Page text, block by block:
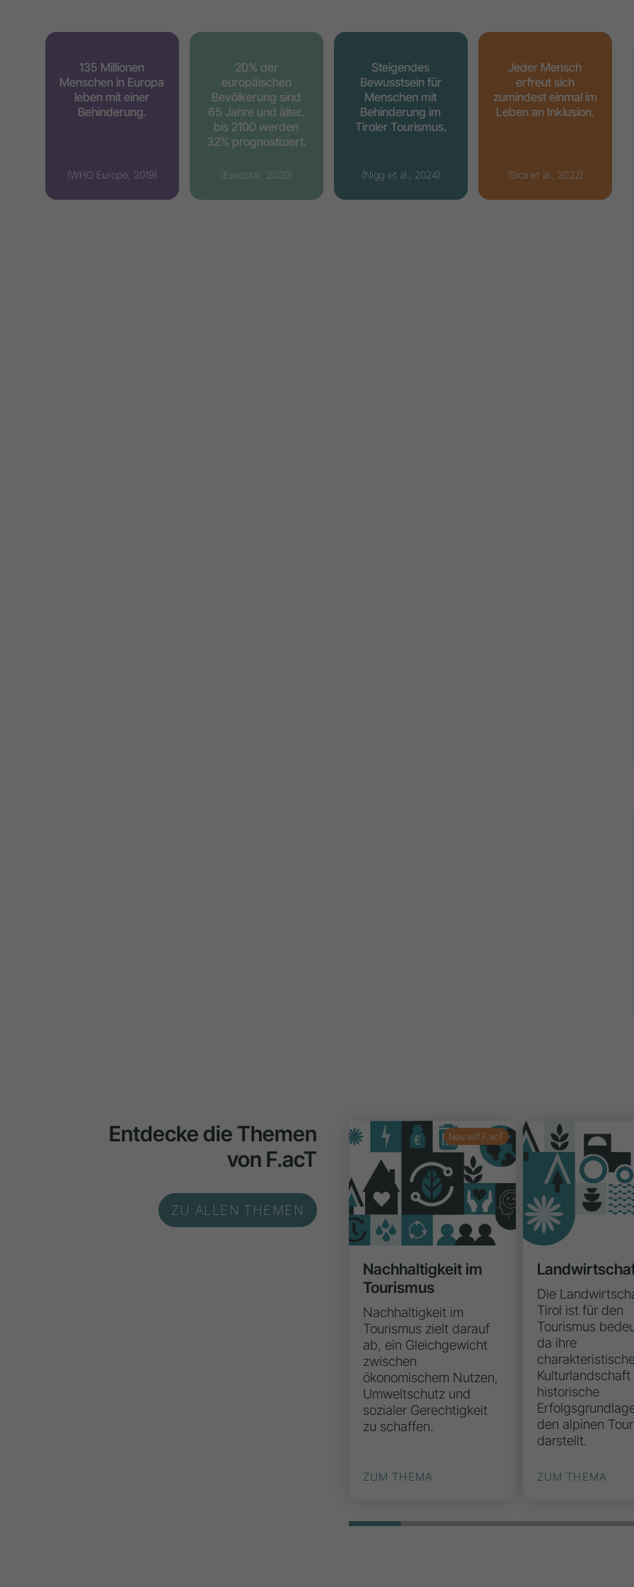
135 Millionen
Menschen in Europa
leben mit einer
Behinderung.
(WHO Europe, 2019)
20% der
europäischen
Bevölkerung sind
65 Jahre und älter.
bis 2100 werden
32% prognostiziert.
(Eurostat, 2020)
Steigendes
Bewusstsein für
Menschen mit
Behinderung im
Tiroler Tourismus.
(Nigg et al., 2024)
Jeder Mensch
erfreut sich
zumindest einmal im
Leben an Inklusion.
(Sica et al., 2022)
Entdecke die Themen
von F.acT
ZU ALLEN THEMEN
Nachhaltigkeit im
Tourismus
Nachhaltigkeit im
Tourismus zielt darauf
ab, ein Gleichgewicht
zwischen
ökonomischem Nutzen,
Umweltschutz und
sozialer Gerechtigkeit
zu schaffen.
ZUM THEMA
Neu auf F.acT
Die
Tirol ist für den
Tourismus
da ihre
Kulturlandschaft
historische
den alpinen
darstellt.
ZUM THEMA